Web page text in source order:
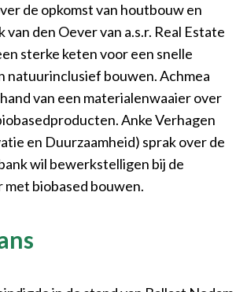
de opkomst van houtbouw en
den Oever van a.s.r. Real Estate
sterke keten voor een snelle
natuurinclusief bouwen. Achmea
van een materialenwaaier over
Anke Verhagen
en Duurzaamheid) sprak over de
wil bewerkstelligen bij de
biobased bouwen.